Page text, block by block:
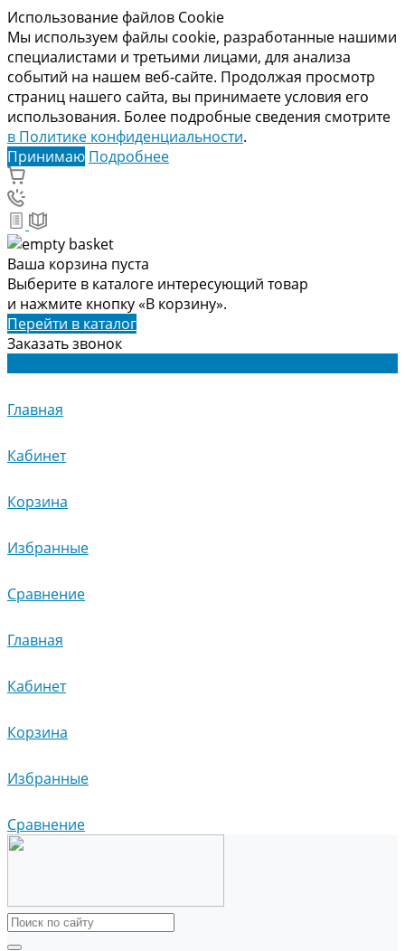
Использование файлов Cookie
Мы используем файлы cookie, разработанные нашими
специалистами и третьими лицами, для анализа
событий на нашем веб-сайте. Продолжая просмотр
страниц нашего сайта, вы принимаете условия его
использования. Более подробные сведения смотрите
в Политике конфиденциальности.
Принимаю Подробнее
Ваша корзина пуста
Выберите в каталоге интересующий товар
и нажмите кнопку «В корзину».
Перейти в каталог
Заказать звонок
Главная
Кабинет
Корзина
Избранные
Сравнение
Главная
Кабинет
Корзина
Избранные
Сравнение